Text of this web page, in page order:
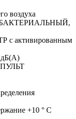
воздуха
активированным
дБ(А)
+10 ° C